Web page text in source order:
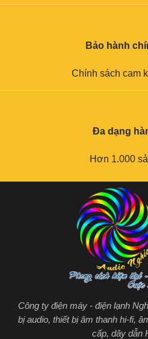
Bảo hành
Chính sách cam
Đa dạng
Hơn 1.000
Công ty điện máy - điện lạnh
bị audio, thiết bị âm thanh hi-fi,
cấp, dây dẫn